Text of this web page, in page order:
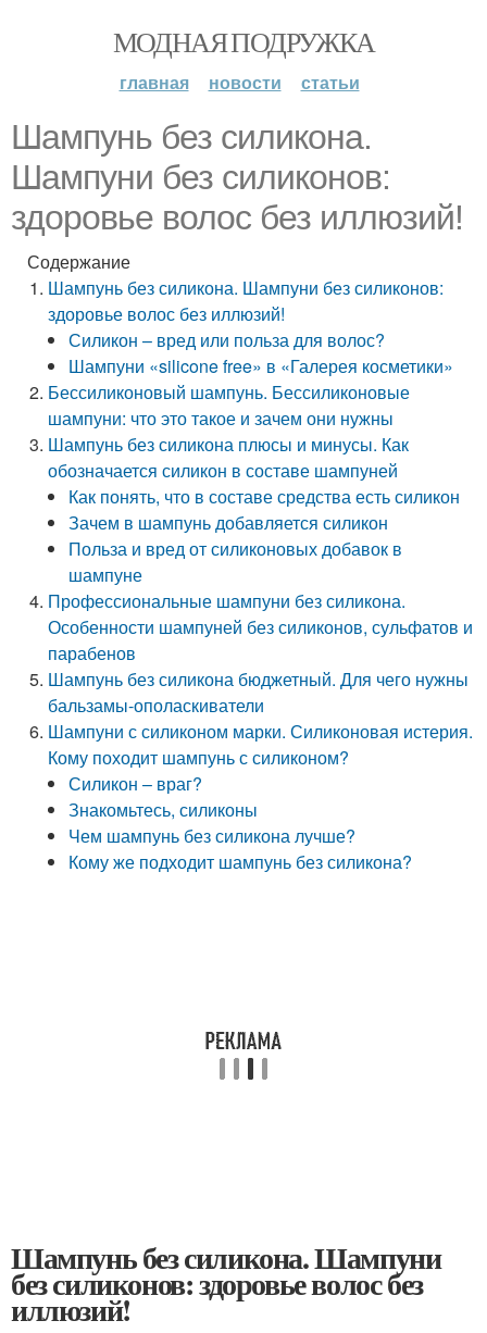
МОДНАЯ ПОДРУЖКА
главная новости статьи
Шампунь без силикона.
Шампуни без силиконов:
здоровье волос без иллюзий!
Содержание
Шампунь без силикона. Шампуни без силиконов:
здоровье волос без иллюзий!
Силикон – вред или польза для волос?
Шампуни «silicone free» в «Галерея косметики»
Бессиликоновый шампунь. Бессиликоновые
шампуни: что это такое и зачем они нужны
Шампунь без силикона плюсы и минусы. Как
обозначается силикон в составе шампуней
Как понять, что в составе средства есть силикон
Зачем в шампунь добавляется силикон
Польза и вред от силиконовых добавок в
шампуне
Профессиональные шампуни без силикона.
Особенности шампуней без силиконов, сульфатов и
парабенов
Шампунь без силикона бюджетный. Для чего нужны
бальзамы-ополаскиватели
Шампуни с силиконом марки. Силиконовая истерия.
Кому походит шампунь с силиконом?
Силикон – враг?
Знакомьтесь, силиконы
Чем шампунь без силикона лучше?
Кому же подходит шампунь без силикона?
Шампунь без силикона. Шампуни
без силиконов: здоровье волос без
иллюзий!